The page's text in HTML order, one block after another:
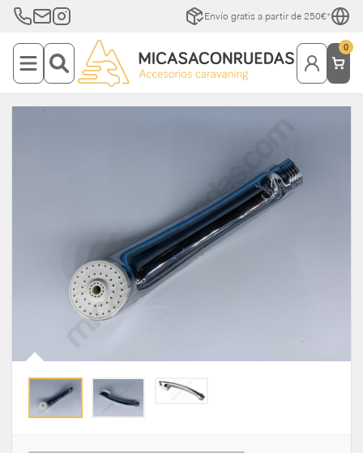
Envío gratis a partir de 250€*
0